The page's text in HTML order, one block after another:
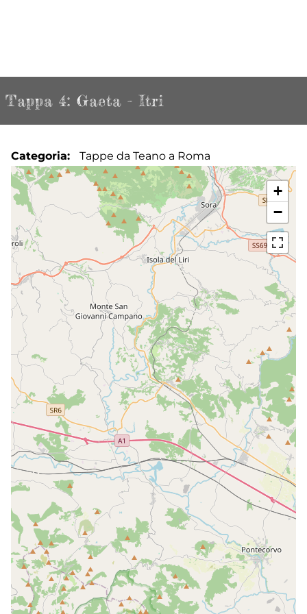
Tappa 4: Gaeta - Itri
Categoria Tappe da Teano a Roma
+
−